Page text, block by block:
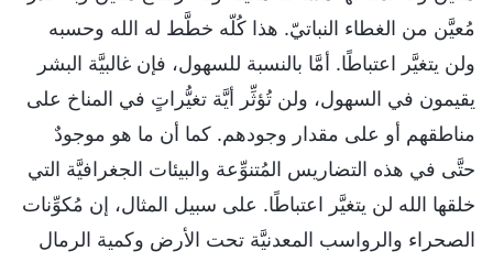
مُعيَّن من الغطاء النباتيّ. هذا كُلّه خطَّط له الله وحسبه
ولن يتغيَّر اعتباطًا. أمَّا بالنسبة للسهول، فإن غالبيَّة البشر
يقيمون في السهول، ولن تُؤثِّر أيَّة تغيُّراتٍ في المناخ على
مناطقهم أو على مقدار وجودهم. كما أن ما هو موجودٌ
حتَّى في هذه التضاريس المُتنوِّعة والبيئات الجغرافيَّة التي
خلقها الله لن يتغيَّر اعتباطًا. على سبيل المثال، إن مُكوِّنات
الصحراء والرواسب المعدنيَّة تحت الأرض وكمية الرمال